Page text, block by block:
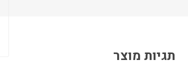
תגיות מוצר